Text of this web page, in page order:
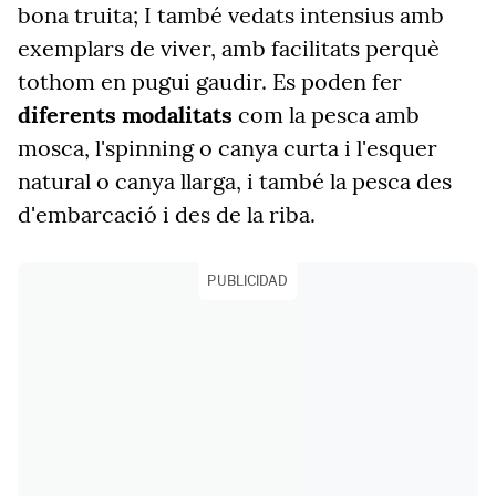
bona truita; I també vedats intensius amb
exemplars de viver, amb facilitats perquè
tothom en pugui gaudir. Es poden fer
diferents modalitats com la pesca amb
mosca, l'spinning o canya curta i l'esquer
natural o canya llarga, i també la pesca des
d'embarcació i des de la riba.
PUBLICIDAD